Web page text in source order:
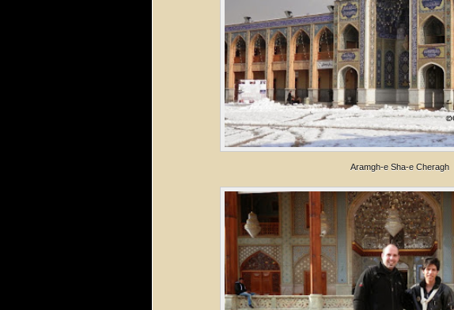
Aramgh-e Sha-e Cheragh